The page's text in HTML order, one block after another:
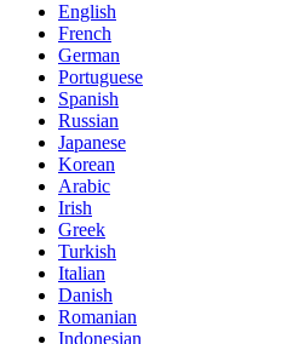
English
French
German
Portuguese
Spanish
Russian
Japanese
Korean
Arabic
Irish
Greek
Turkish
Italian
Danish
Romanian
Indonesian